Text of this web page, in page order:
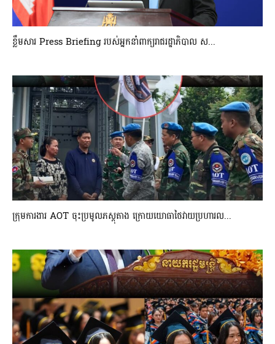
ខ្លឹមសារ Press Briefing របស់អ្នកនាំពាក្យរាជរដ្ឋាភិបាល ស...
ក្រុមការងារ AOT ចុះប្រមូលភស្តុតាង ក្រោយយោធាថៃវាយប្រហារល...